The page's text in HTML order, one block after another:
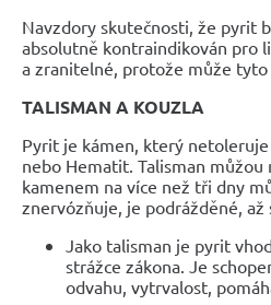
Navzdory skutečnosti, že pyrit
absolutně kontraindikován pro
a zranitelné, protože může tyto
TALISMAN A KOUZLA
Pyrit je kámen, který
nebo Hematit. Talisman
kamenem na více než tři dny
znervózňuje, je podrážděné, až
Jako talisman je pyrit
strážce zákona. Je
odvahu, vytrvalost,